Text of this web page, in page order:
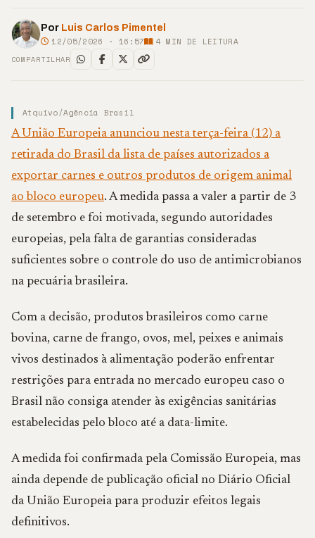
Por Luis Carlos Pimentel
12/05/2026 · 16:57 4 MIN DE LEITURA
COMPARTILHAR
Atquivo/Agência Brasil
A União Europeia anunciou nesta terça-feira (12) a
retirada do Brasil da lista de países autorizados a
exportar carnes e outros produtos de origem animal
ao bloco europeu. A medida passa a valer a partir de 3
de setembro e foi motivada, segundo autoridades
europeias, pela falta de garantias consideradas
suficientes sobre o controle do uso de antimicrobianos
na pecuária brasileira.
Com a decisão, produtos brasileiros como carne
bovina, carne de frango, ovos, mel, peixes e animais
vivos destinados à alimentação poderão enfrentar
restrições para entrada no mercado europeu caso o
Brasil não consiga atender às exigências sanitárias
estabelecidas pelo bloco até a data-limite.
A medida foi confirmada pela Comissão Europeia, mas
ainda depende de publicação oficial no Diário Oficial
da União Europeia para produzir efeitos legais
definitivos.